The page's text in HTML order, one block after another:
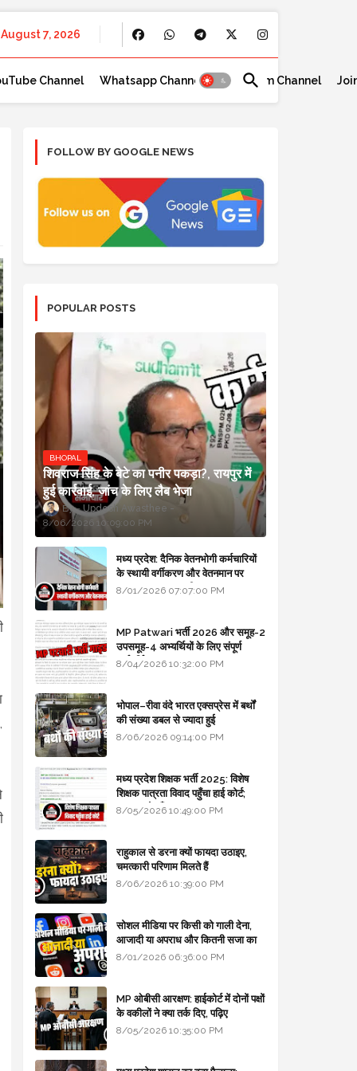
August 7, 2026
Channel Whatsapp Channel Telegram Channel
FOLLOW BY GOOGLE NEWS
POPULAR POSTS
BHOPAL
शिवराज सिंह के बेटे का पनीर पकड़ा?, रायपुर में
हुई कार्रवाई, जांच के लिए लैब भेजा
Updesh Awasthee
8/06/2026 10:09:00 PM
मध्य प्रदेश: दैनिक वेतनभोगी कर्मचारियों
के स्थायी वर्गीकरण और वेतनमान पर
सरकार का बड़ा स्पष्टीकरण
8/01/2026 07:07:00 PM
MP Patwari भर्ती 2026 और समूह-2
उपसमूह-4 अभ्यर्थियों के लिए संपूर्ण
मार्गदर्शिका
8/04/2026 10:32:00 PM
भोपाल–रीवा वंदे भारत एक्सप्रेस में बर्थों
की संख्या डबल से ज्यादा हुई
8/06/2026 09:14:00 PM
मध्य प्रदेश शिक्षक भर्ती 2025: विशेष
शिक्षक पात्रता विवाद पहुँचा हाई कोर्ट;
सरकार से माँगा जवाब
8/05/2026 10:49:00 PM
राहुकाल से डरना क्यों फायदा उठाइए,
चमत्कारी परिणाम मिलते हैं
8/06/2026 10:39:00 PM
सोशल मीडिया पर किसी को गाली देना,
आजादी या अपराध और कितनी सजा का
प्रावधान - free legal advice
8/01/2026 06:36:00 PM
MP ओबीसी आरक्षण: हाईकोर्ट में दोनों पक्षों
के वकीलों ने क्या तर्क दिए, पढ़िए
8/05/2026 10:35:00 PM